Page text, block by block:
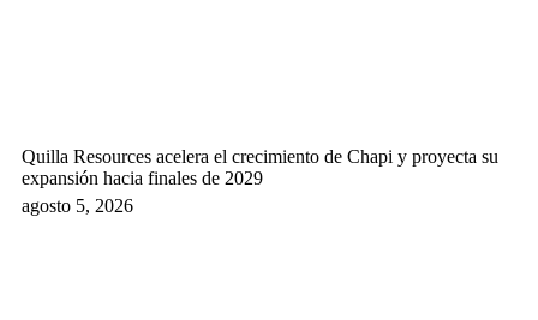
Quilla Resources acelera el crecimiento de Chapi y proyecta su
expansión hacia finales de 2029
agosto 5, 2026